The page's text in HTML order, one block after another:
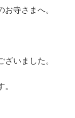
寺さまへ。
いました。